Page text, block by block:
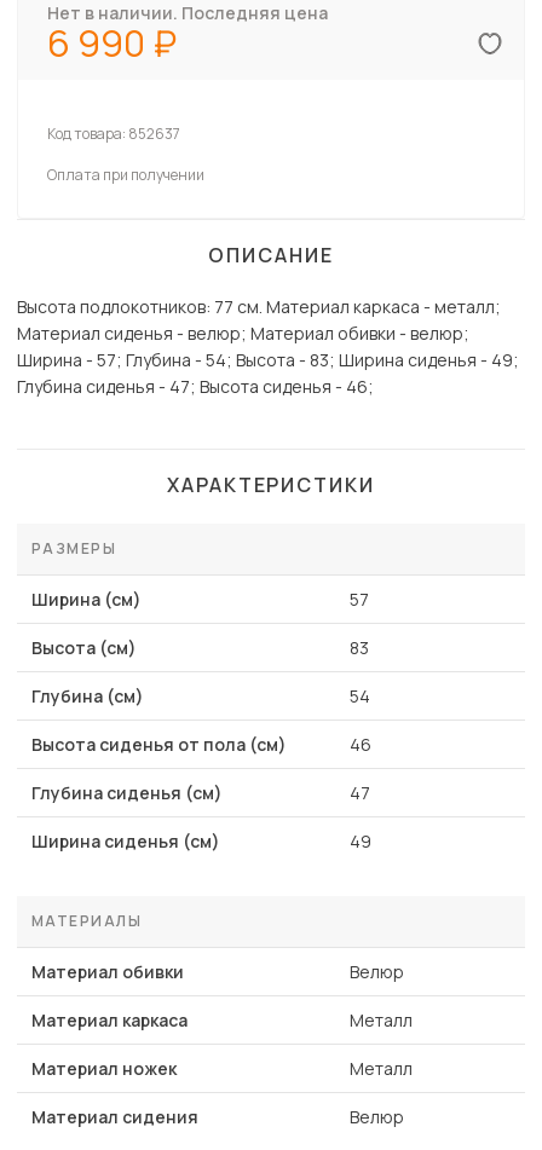
Нет в наличии. Последняя цена
6 990
Код товара: 852637
Оплата при получении
ОПИСАНИЕ
Высота подлокотников: 77 см. Материал каркаса - металл;
Материал сиденья - велюр; Материал обивки - велюр;
Ширина - 57; Глубина - 54; Высота - 83; Ширина сиденья - 49;
Глубина сиденья - 47; Высота сиденья - 46;
ХАРАКТЕРИСТИКИ
РАЗМЕРЫ
Ширина (см) 57
Высота (см) 83
Глубина (см) 54
Высота сиденья от пола (см) 46
Глубина сиденья (см) 47
Ширина сиденья (см) 49
МАТЕРИАЛЫ
Материал обивки Велюр
Материал каркаса Металл
Материал ножек Металл
Материал сидения Велюр